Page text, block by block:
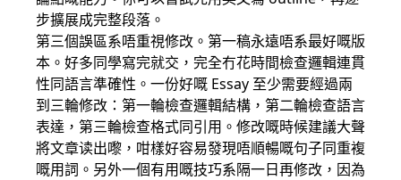
步擴展成完整段落。
第三個誤區系唔重視修改。第一稿永遠唔系最好嘅版
本。好多同學寫完就交，完全冇花時間檢查邏輯連貫
性同語言準確性。一份好嘅 Essay 至少需要經過兩
到三輪修改：第一輪檢查邏輯結構，第二輪檢查語言
表達，第三輪檢查格式同引用。修改嘅時候建議大聲
將文章读出嚟，咁樣好容易發現唔順暢嘅句子同重複
嘅用詞。另外一個有用嘅技巧系隔一日再修改，因為